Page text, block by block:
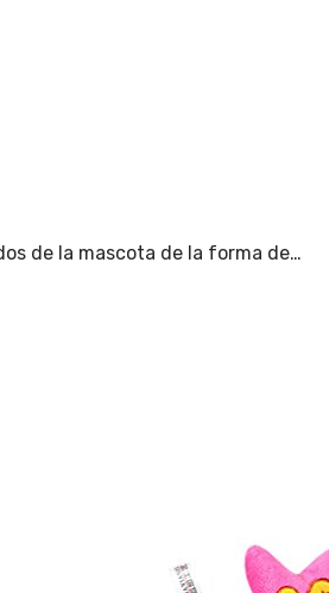
de la mascota de la forma de…